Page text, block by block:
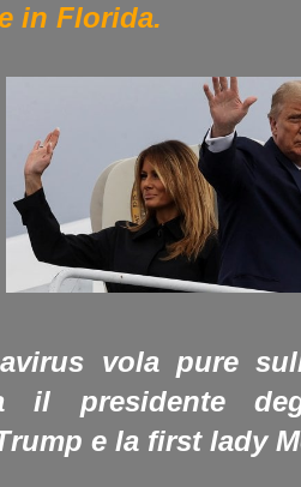
in Florida.
vola pure
il presidente
e la first lady